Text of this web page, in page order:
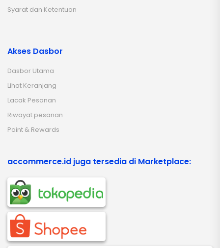
Syarat dan Ketentuan
Akses Dasbor
Dasbor Utama
Lihat Keranjang
Lacak Pesanan
Riwayat pesanan
Point & Rewards
accommerce.id juga tersedia di Marketplace: